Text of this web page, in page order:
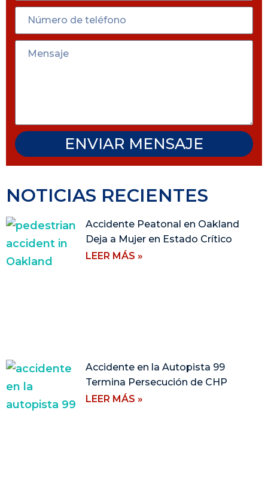
ENVIAR MENSAJE
NOTICIAS RECIENTES
Accidente Peatonal en Oakland
Deja a Mujer en Estado Crítico
LEER MÁS »
Accidente en la Autopista 99
Termina Persecución de CHP
LEER MÁS »